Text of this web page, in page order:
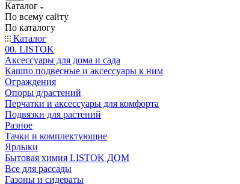
Каталог
По всему сайту
По каталогу
Каталог
00. LISTOK
Аксессуары для дома и сада
Кашпо подвесные и аксессуары к ним
Ограждения
Опоры д/растений
Перчатки и аксессуары для комфорта
Подвязки для растений
Разное
Тачки и комплектующие
Ярлыки
Бытовая химия LISTOK ДОМ
Все для рассады
Газоны и сидераты